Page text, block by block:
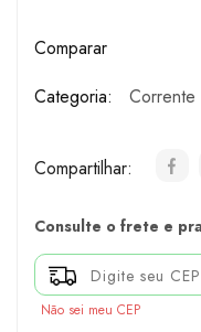
Comparar
Categoria:
Corrente
Compartilhar:
Consulte o frete e
Não sei meu CEP